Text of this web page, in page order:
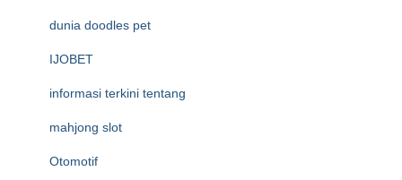
dunia doodles pet
IJOBET
informasi terkini tentang
mahjong slot
Otomotif